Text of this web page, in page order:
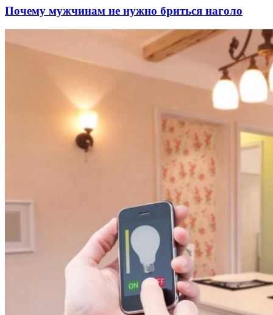
Почему мужчинам не нужно бриться наголо